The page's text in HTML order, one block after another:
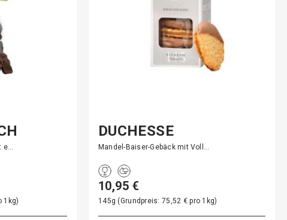
e…
1kg)
DUCHESSE
Mandel-Baiser-Gebäck mit Voll…
10,95 €
145g (Grundpreis: 75,52 € pro 1kg)